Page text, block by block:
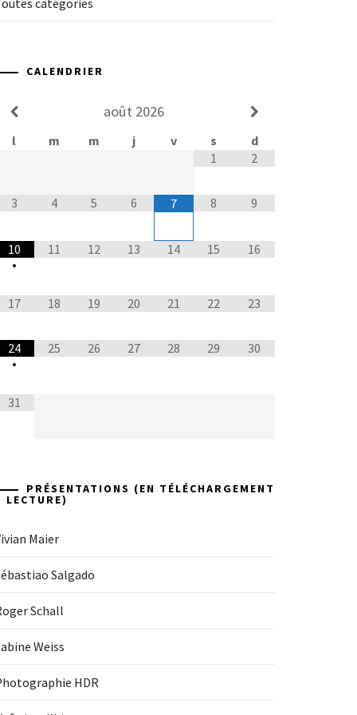
catégories
CALENDRIER
août 2026
l m m j v s
d
1
2
3 4 5 6 7 8 9
10
•
11 12 13 14 15 16
17 18 19 20 21 22 23
24
•
25 26 27 28 29 30
31
PRÉSENTATIONS (EN TÉLÉCHARGEMENT
LECTURE)
Maier
Salgado
Schall
Weiss
HDR